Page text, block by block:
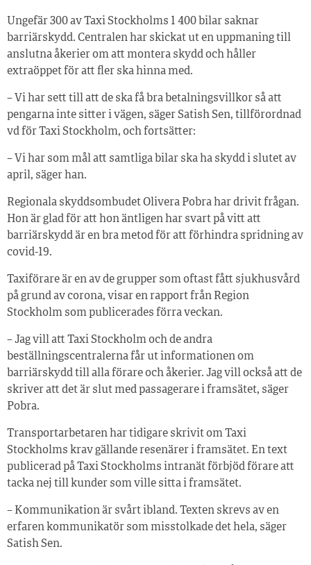
Ungefär 300 av Taxi Stockholms 1 400 bilar saknar
barriärskydd. Centralen har skickat ut en uppmaning till
anslutna åkerier om att montera skydd och håller
extraöppet för att fler ska hinna med.
– Vi har sett till att de ska få bra betalningsvillkor så att
pengarna inte sitter i vägen, säger Satish Sen, tillförordnad
vd för Taxi Stockholm, och fortsätter:
– Vi har som mål att samtliga bilar ska ha skydd i slutet av
april, säger han.
Regionala skyddsombudet Olivera Pobra har drivit frågan.
Hon är glad för att hon äntligen har svart på vitt att
barriärskydd är en bra metod för att förhindra spridning av
covid-19.
Taxiförare är en av de grupper som oftast fått sjukhusvård
på grund av corona, visar en rapport från Region
Stockholm som publicerades förra veckan.
– Jag vill att Taxi Stockholm och de andra
beställningscentralerna får ut informationen om
barriärskydd till alla förare och åkerier. Jag vill också att de
skriver att det är slut med passagerare i framsätet, säger
Pobra.
Transportarbetaren har tidigare skrivit om Taxi
Stockholms krav gällande resenärer i framsätet. En text
publicerad på Taxi Stockholms intranät förbjöd förare att
tacka nej till kunder som ville sitta i framsätet.
– Kommunikation är svårt ibland. Texten skrevs av en
erfaren kommunikatör som misstolkade det hela, säger
Satish Sen.